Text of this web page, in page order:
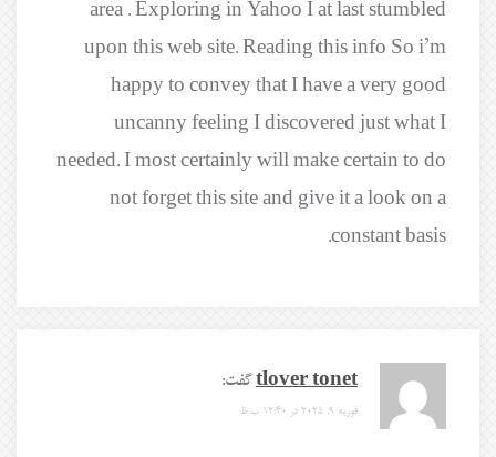
area . Exploring in Yahoo I at last stumbled
upon this web site. Reading this info So i’m
happy to convey that I have a very good
uncanny feeling I discovered just what I
needed. I most certainly will make certain to do
not forget this site and give it a look on a
constant basis.
tlover tonet گفت:
فوریه 9, 2025 در 12:40 ب.ظ